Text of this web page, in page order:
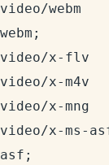
video/webm
webm;
video/x-
video/x-
video/x-
video/x-
asf;